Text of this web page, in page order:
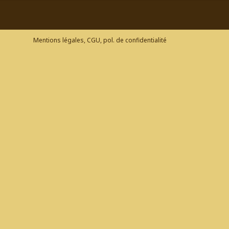
Mentions légales, CGU, pol. de confidentialité